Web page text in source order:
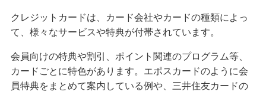
クレジットカードを英語で言うと？海外旅行で使
える基本フレーズをまとめて紹介
iDとクレジットカードの違いは？ポイント還元率
を高める方法も紹介
クレジットカードは、カード会社やカードの種類によっ
て、様々なサービスや特典が付帯されています。
会員向けの特典や割引、ポイント関連のプログラム等、
カードごとに特色があります。エポスカードのように会
員特典をまとめて案内している例や、三井住友カードの